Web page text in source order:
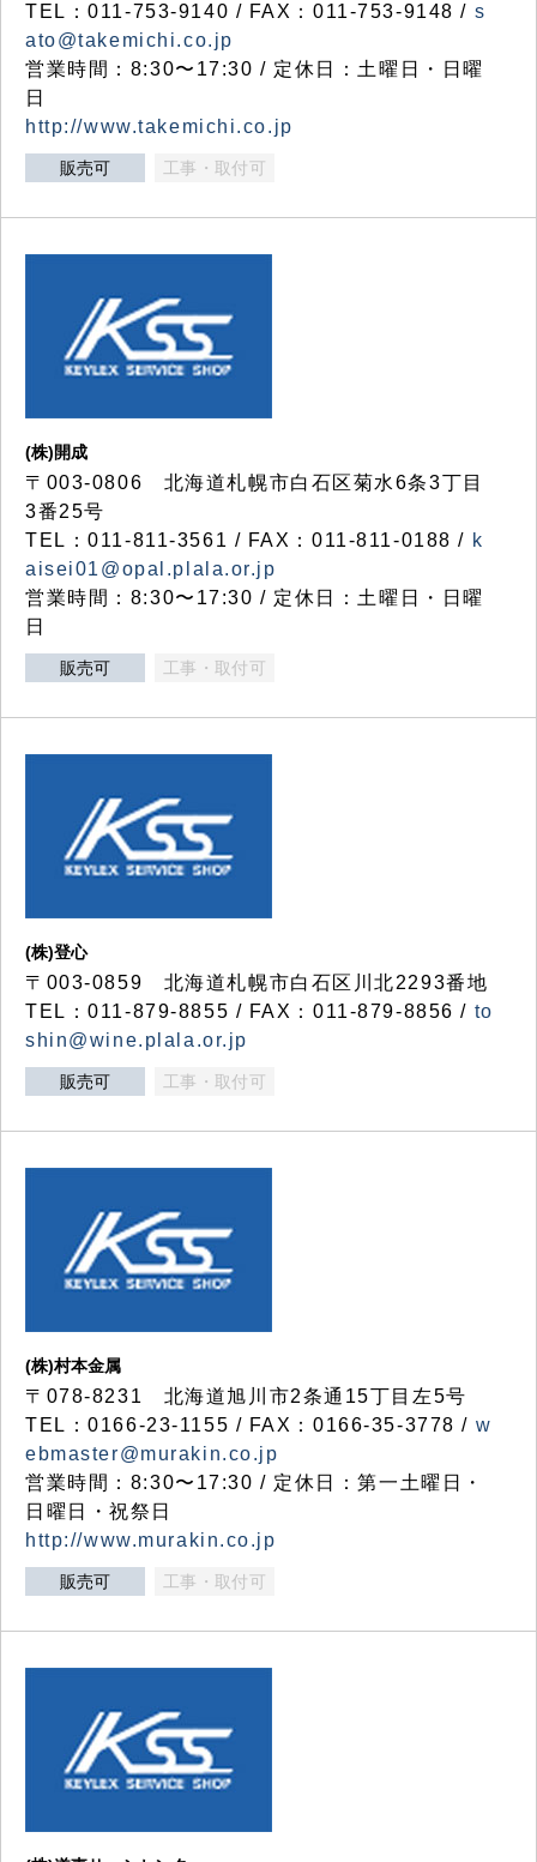
TEL：011-753-9140 / FAX：011-753-9148 / s
ato@takemichi.co.jp
営業時間：8:30〜17:30 / 定休日：土曜日・日曜
日
http://www.takemichi.co.jp
販売可 工事・取付可
(株)開成
〒003-0806 北海道札幌市白石区菊水6条3丁目
3番25号
TEL：011-811-3561 / FAX：011-811-0188 / k
aisei01@opal.plala.or.jp
営業時間：8:30〜17:30 / 定休日：土曜日・日曜
日
販売可 工事・取付可
(株)登心
〒003-0859 北海道札幌市白石区川北2293番地
TEL：011-879-8855 / FAX：011-879-8856 / to
shin@wine.plala.or.jp
販売可 工事・取付可
(株)村本金属
〒078-8231 北海道旭川市2条通15丁目左5号
TEL：0166-23-1155 / FAX：0166-35-3778 / w
ebmaster@murakin.co.jp
営業時間：8:30〜17:30 / 定休日：第一土曜日・
日曜日・祝祭日
http://www.murakin.co.jp
販売可 工事・取付可